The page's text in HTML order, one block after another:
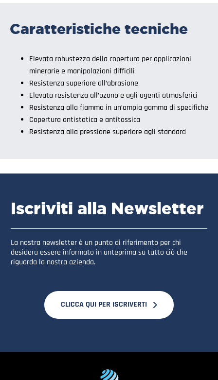
Caratteristiche tecniche
Elevata robustezza della copertura per applicazioni
minerarie e manipolazioni difficili
Resistenza superiore all’abrasione
Elevata resistenza all’ozono e agli agenti atmosferici
Resistenza alla fiamma in un’ampia gamma di specifiche
Copertura antistatica e antitossica
Resistenza alla pressione superiore agli standard
Iscriviti alla Newsletter
La nostra newsletter è un punto di riferimento per chi
desidera essere informato in anteprima su tutto ciò che
riguarda la nostra azienda.
CLICCA QUI PER ISCRIVERTI